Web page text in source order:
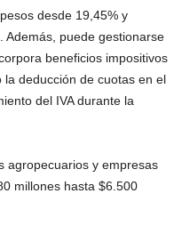
desde 19,45% y
Además, puede gestionarse
beneficios impositivos
deducción de cuotas en el
del IVA durante la
agropecuarios y empresas
millones hasta $6.500